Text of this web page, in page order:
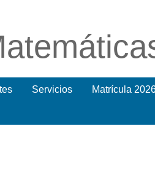
Servicios Matrícula